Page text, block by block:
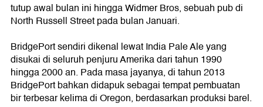
tutup awal bulan ini hingga Widmer Bros, sebuah pub di
North Russell Street pada bulan Januari.
BridgePort sendiri dikenal lewat India Pale Ale yang
disukai di seluruh penjuru Amerika dari tahun 1990
hingga 2000 an. Pada masa jayanya, di tahun 2013
BridgePort bahkan didapuk sebagai tempat pembuatan
bir terbesar kelima di Oregon, berdasarkan produksi barel.